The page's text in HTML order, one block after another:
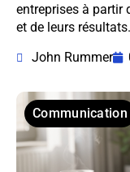
entreprises à partir
et de leurs
John Rummer
Communication